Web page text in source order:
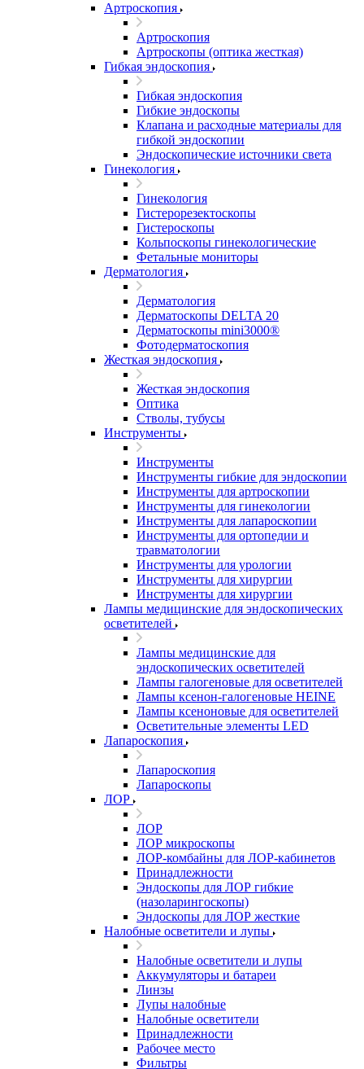
Артроскопия
Артроскопия
Артроскопы (оптика жесткая)
Гибкая эндоскопия
Гибкая эндоскопия
Гибкие эндоскопы
Клапана и расходные материалы для
гибкой эндоскопии
Эндоскопические источники света
Гинекология
Гинекология
Гистерорезектоскопы
Гистероскопы
Кольпоскопы гинекологические
Фетальные мониторы
Дерматология
Дерматология
Дерматоскопы DELTA 20
Дерматоскопы mini3000®
Фотодерматоскопия
Жесткая эндоскопия
Жесткая эндоскопия
Оптика
Стволы, тубусы
Инструменты
Инструменты
Инструменты гибкие для эндоскопии
Инструменты для артроскопии
Инструменты для гинекологии
Инструменты для лапароскопии
Инструменты для ортопедии и
травматологии
Инструменты для урологии
Инструменты для хирургии
Инструменты для хирургии
Лампы медицинские для эндоскопических
осветителей
Лампы медицинские для
эндоскопических осветителей
Лампы галогеновые для осветителей
Лампы ксенон-галогеновые HEINE
Лампы ксеноновые для осветителей
Осветительные элементы LED
Лапароскопия
Лапароскопия
Лапароскопы
ЛОР
ЛОР
ЛОР микроскопы
ЛОР-комбайны для ЛОР-кабинетов
Принадлежности
Эндоскопы для ЛОР гибкие
(назоларингоскопы)
Эндоскопы для ЛОР жесткие
Налобные осветители и лупы
Налобные осветители и лупы
Аккумуляторы и батареи
Линзы
Лупы налобные
Налобные осветители
Принадлежности
Рабочее место
Фильтры